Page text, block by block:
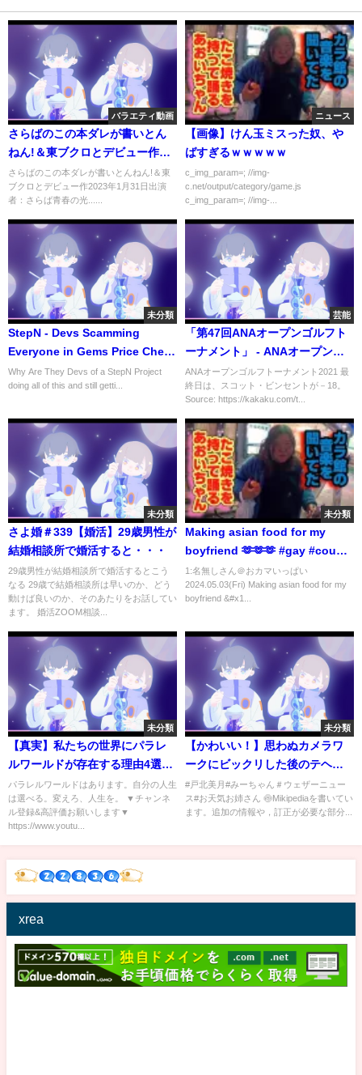
バラエティ動画
さらばのこの本ダレが書いとん
ねん!＆東ブクロとデビュー作
2023年1月31日
さらばのこの本ダレが書いとんねん!＆東
ブクロとデビュー作2023年1月31日出演
者：さらば青春の光......
ニュース
【画像】けん玉ミスった奴、や
ばすぎるｗｗｗｗｗ
c_img_param=; //img-
c.net/output/category/game.js
c_img_param=; //img-...
未分類
StepN - Devs Scamming
Everyone in Gems Price Check
Yourself
Why Are They Devs of a StepN Project
doing all of this and still getti...
芸能
「第47回ANAオープンゴルフト
ーナメント」 - ANAオープンゴ
ルフトーナメント（日本テレ
ビ）
ANAオープンゴルフトーナメント2021 最
終日は、スコット・ビンセントが－18。
Source: https://kakaku.com/t...
未分類
さよ婚＃339【婚活】29歳男性が
結婚相談所で婚活すると・・・
29歳男性が結婚相談所で婚活するとこう
なる 29歳で結婚相談所は早いのか、どう
動けば良いのか、そのあたりをお話してい
ます。 婚活ZOOM相談...
未分類
Making asian food for my
boyfriend 🫶🫶🫶 #gay #couple
#couplegoals #同性カップル #
ゲイカップル
1:名無しさん＠おカマいっぱい
2024.05.03(Fri) Making asian food for my
boyfriend &#x1...
未分類
【真実】私たちの世界にパラレ
ルワールドが存在する理由4選が
ヤバすぎる...。【 科学 宇宙 並行
世界 都市伝説 】
パラレルワールドはあります。自分の人生
は選べる。変えろ、人生を。 ▼チャンネ
ル登録&高評価お願いします▼
https://www.youtu...
未分類
【かわいい！】思わぬカメラワ
ークにビックリした後のテヘペ
ロ的笑顔【戸北美月】2022年4月
26日
#戸北美月#みーちゃん＃ウェザーニュー
ス#お天気お姉さん 🍥Mikipediaを書いてい
ます。追加の情報や，訂正が必要な部分...
xrea